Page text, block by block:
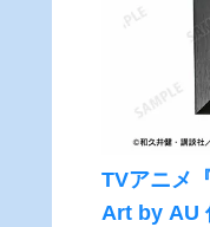
TVアニメ
Art by AU